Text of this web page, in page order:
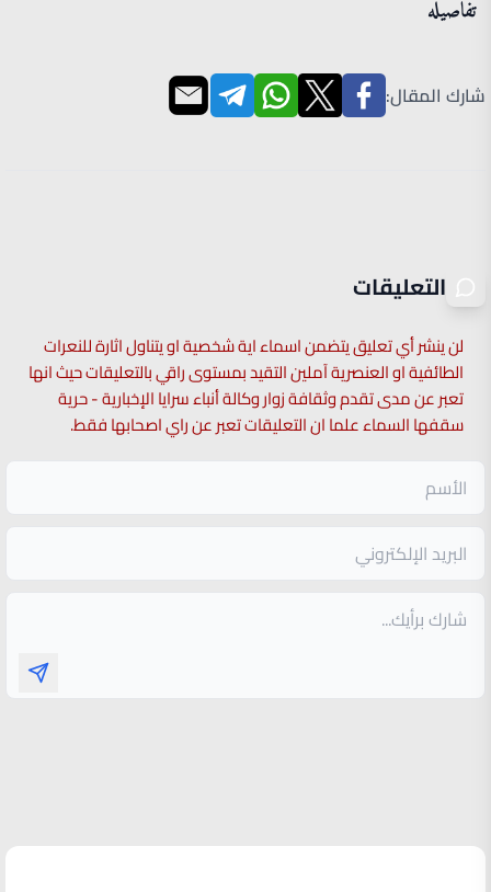
تفاصيله
شارك المقال:
التعليقات
لن ينشر أي تعليق يتضمن اسماء اية شخصية او يتناول اثارة للنعرات
الطائفية او العنصرية آملين التقيد بمستوى راقي بالتعليقات حيث انها
تعبر عن مدى تقدم وثقافة زوار وكالة أنباء سرايا الإخبارية - حرية
سقفها السماء علما ان التعليقات تعبر عن راي اصحابها فقط.